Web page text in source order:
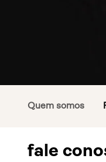
Quem somos
fale